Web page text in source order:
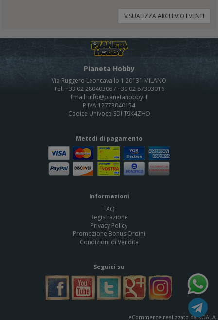
VISUALIZZA ARCHIVIO EVENTI
Pianeta Hobby
Via Ruggero Leoncavallo 1 20131 MILANO
Tel. +39 02 28040306 / +39 02 87393016
Email: info@pianetahobby.it
P.IVA 12773040154
Codice Univoco SDI T9K4ZHO
Metodi di pagamento
Informazioni
FAQ
Registrazione
Privacy Policy
Promozione Bonus Ordini
Condizioni di Vendita
Seguici su
eCommerce realizzato da KOALA